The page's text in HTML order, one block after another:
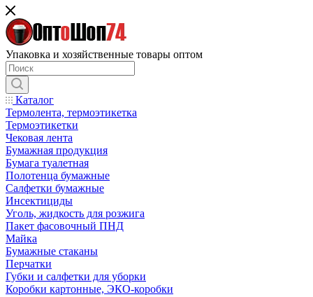
Упаковка и хозяйственные товары оптом
Каталог
Термолента, термоэтикетка
Термоэтикетки
Чековая лента
Бумажная продукция
Бумага туалетная
Полотенца бумажные
Салфетки бумажные
Инсектициды
Уголь, жидкость для розжига
Пакет фасовочный ПНД
Майка
Бумажные стаканы
Перчатки
Губки и салфетки для уборки
Коробки картонные, ЭКО-коробки